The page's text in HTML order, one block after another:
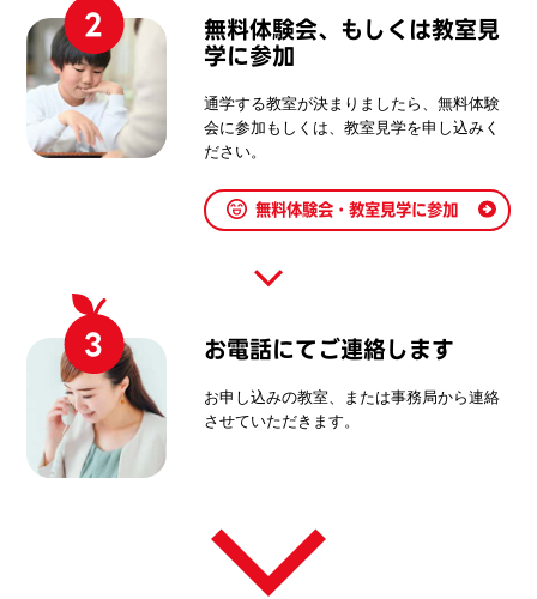
2 無料体験会、もしくは教室見
学に参加
通学する教室が決まりましたら、無料体験
会に参加もしくは、教室見学を申し込みく
ださい。
無料体験会・教室見学に参加
3 お電話にてご連絡します
お申し込みの教室、または事務局から連絡
させていただきます。